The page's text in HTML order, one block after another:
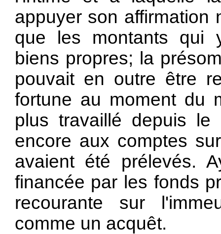
appuyer son affirmation
que les montants qui
biens propres; la
pouvait en outre être
fortune au moment du
plus travaillé depuis
encore aux comptes
avaient été prélevés.
financée par les fonds
recourante sur
comme un acquêt.